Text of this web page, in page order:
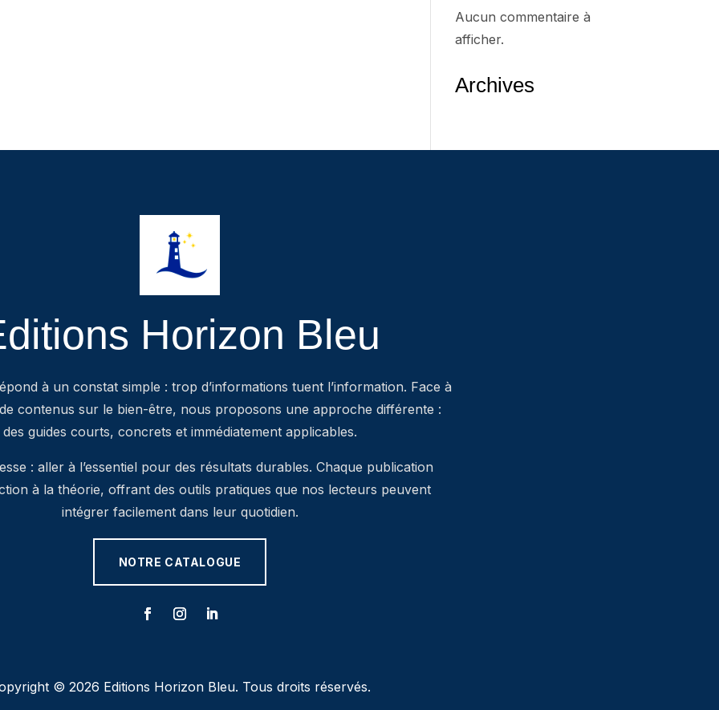
Aucun commentaire à
afficher.
Archives
Horizon Bleu
à un constat simple : trop d’informations tuent l’information. Face à
contenus sur le bien-être, nous proposons une approche différente :
des guides courts, concrets et immédiatement applicables.
: aller à l’essentiel pour des résultats durables. Chaque publication
à la théorie, offrant des outils pratiques que nos lecteurs peuvent
intégrer facilement dans leur quotidien.
NOTRE CATALOGUE
© 2026 Editions Horizon Bleu. Tous droits réservés.